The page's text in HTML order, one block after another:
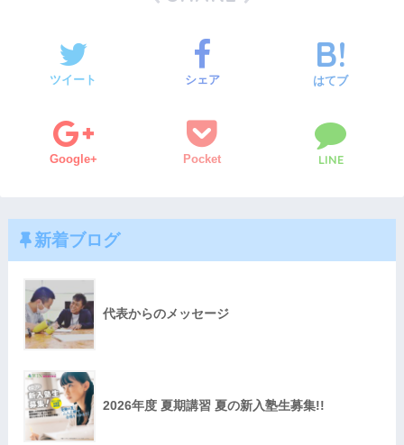
ツイート シェア はてブ
Google+ Pocket LINE
新着ブログ
代表からのメッセージ
2026年度 夏期講習 夏の新入塾生募集!!